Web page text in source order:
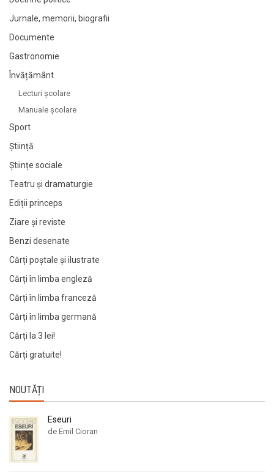
Jurnale, memorii, biografii
Documente
Gastronomie
Învățământ
Lecturi şcolare
Manuale şcolare
Sport
Știință
Științe sociale
Teatru și dramaturgie
Ediții princeps
Ziare şi reviste
Benzi desenate
Cărți poștale și ilustrate
Cărți în limba engleză
Cărți în limba franceză
Cărți în limba germană
Cărți la 3 lei!
Cărți gratuite!
NOUTĂȚI
Eseuri
de Emil Cioran